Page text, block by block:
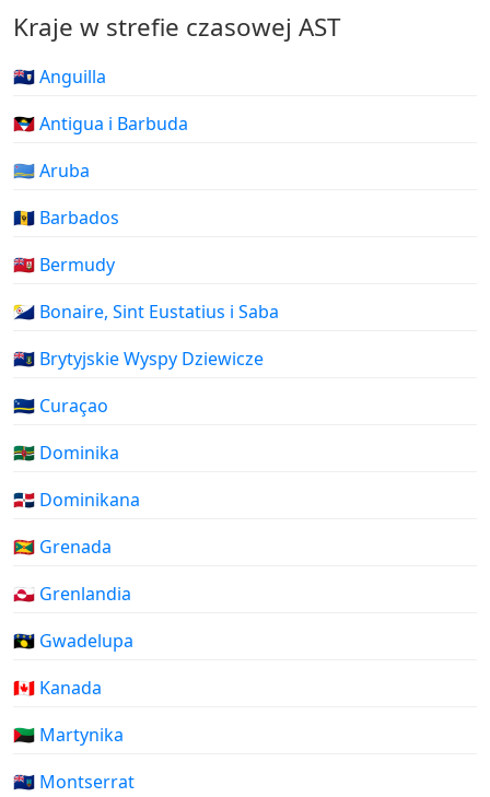
Kraje w strefie czasowej AST
🇦🇮 Anguilla
🇦🇬 Antigua i Barbuda
🇦🇼 Aruba
🇧🇧 Barbados
🇧🇲 Bermudy
🇧🇶 Bonaire, Sint Eustatius i Saba
🇻🇬 Brytyjskie Wyspy Dziewicze
🇨🇼 Curaçao
🇩🇲 Dominika
🇩🇴 Dominikana
🇬🇩 Grenada
🇬🇱 Grenlandia
🇬🇵 Gwadelupa
🇨🇦 Kanada
🇲🇶 Martynika
🇲🇸 Montserrat